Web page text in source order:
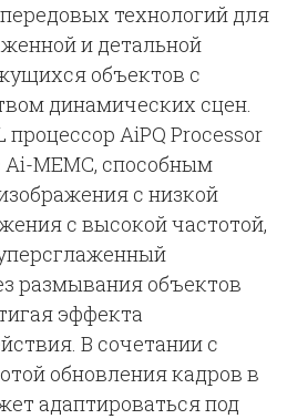
технологий для
и детальной
объектов с
динамических сцен.
AiPQ Processor
Ai-MEMC, способным
с низкой
с высокой частотой,
размывания объектов
эффекта
В сочетании с
обновления кадров в
адаптироваться под